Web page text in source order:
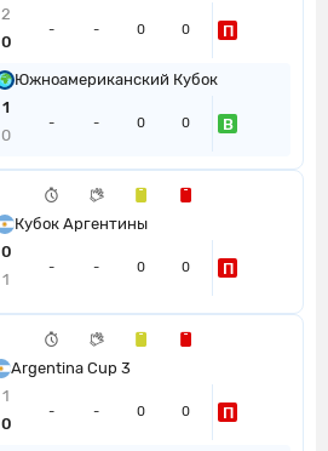
2
0
- - 0 0 П
Южноамериканский Кубок
1
0
- - 0 0 В
Кубок Аргентины
0
1
- - 0 0 П
Argentina Cup 3
1
0
- - 0 0 П